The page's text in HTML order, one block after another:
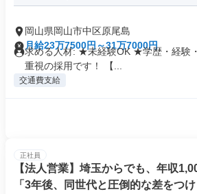
岡山県岡山市中区原尾島
月給23万7500円～31万7000円
求める人材: ★未経験OK ★学歴・経験
重視の採用です！ 【...
交通費支給
正社員
【法人営業】埼玉からでも、年収
「3年後、同世代と圧倒的な差をつ